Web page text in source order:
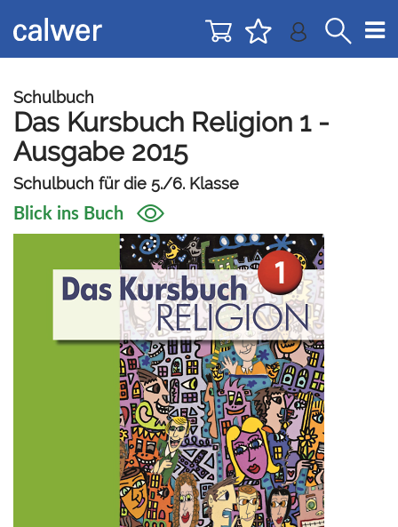
zur
Navigation
zum
Inhalt
Schulbuch
Das Kursbuch Religion 1 -
Ausgabe 2015
Schulbuch für die 5./6. Klasse
Blick ins Buch